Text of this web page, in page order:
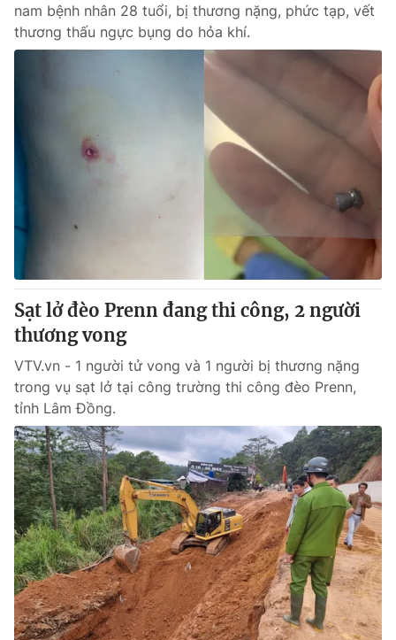
nam bệnh nhân 28 tuổi, bị thương nặng, phức tạp, vết
thương thấu ngực bụng do hỏa khí.
Sạt lở đèo Prenn đang thi công, 2 người
thương vong
VTV.vn - 1 người tử vong và 1 người bị thương nặng
trong vụ sạt lở tại công trường thi công đèo Prenn,
tỉnh Lâm Đồng.